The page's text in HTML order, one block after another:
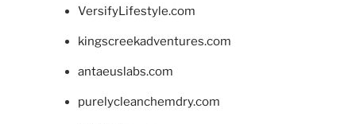
VersifyLifestyle.com
kingscreekadventures.com
antaeuslabs.com
purelycleanchemdry.com